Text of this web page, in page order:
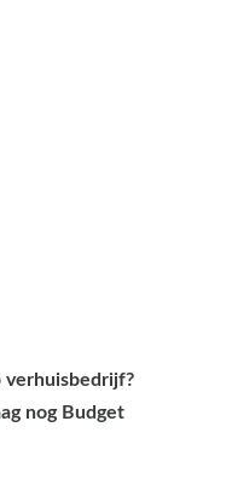
verhuisbedrijf?
nog Budget